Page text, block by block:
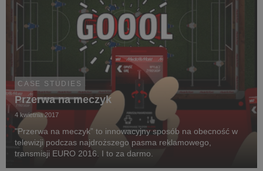
CASE STUDIES
Przerwa na meczyk
4 kwietnia 2017
"Przerwa na meczyk” to innowacyjny sposób na obecność w
telewizji podczas najdroższego pasma reklamowego,
transmisji EURO 2016. I to za darmo.